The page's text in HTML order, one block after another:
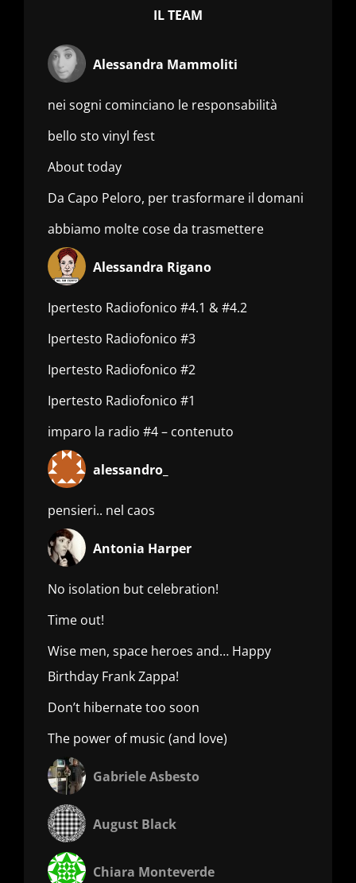
IL TEAM
Alessandra Mammoliti
nei sogni cominciano le responsabilità
bello sto vinyl fest
About today
Da Capo Peloro, per trasformare il domani
abbiamo molte cose da trasmettere
Alessandra Rigano
Ipertesto Radiofonico #4.1 & #4.2
Ipertesto Radiofonico #3
Ipertesto Radiofonico #2
Ipertesto Radiofonico #1
imparo la radio #4 – contenuto
alessandro_
pensieri.. nel caos
Antonia Harper
No isolation but celebration!
Time out!
Wise men, space heroes and… Happy
Birthday Frank Zappa!
Don’t hibernate too soon
The power of music (and love)
Gabriele Asbesto
August Black
Chiara Monteverde